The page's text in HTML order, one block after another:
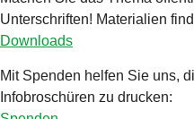
Unterschriften! Materialien
Downloads
Mit Spenden helfen Sie uns,
Infobroschüren zu drucken: